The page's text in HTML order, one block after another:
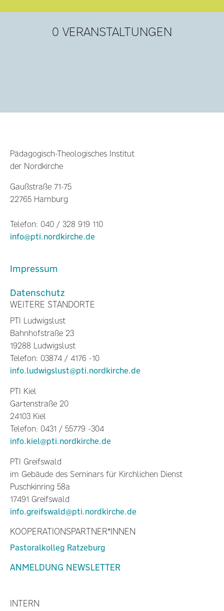
0 VERANSTALTUNGEN
Pädagogisch-Theologisches Institut
der Nordkirche
Gaußstraße 71-75
22765 Hamburg
Telefon: 040 / 328 919 110
info@pti.nordkirche.de
Impressum
Datenschutz
WEITERE STANDORTE
PTI Ludwigslust
Bahnhofstraße 23
19288 Ludwigslust
Telefon: 03874 / 4176 -10
info.ludwigslust@pti.nordkirche.de
PTI Kiel
Gartenstraße 20
24103 Kiel
Telefon: 0431 / 55779 -304
info.kiel@pti.nordkirche.de
PTI Greifswald
im Gebäude des Seminars für Kirchlichen Dienst
Puschkinring 58a
17491 Greifswald
info.greifswald@pti.nordkirche.de
KOOPERATIONSPARTNER*INNEN
Pastoralkolleg Ratzeburg
ANMELDUNG NEWSLETTER
INTERN